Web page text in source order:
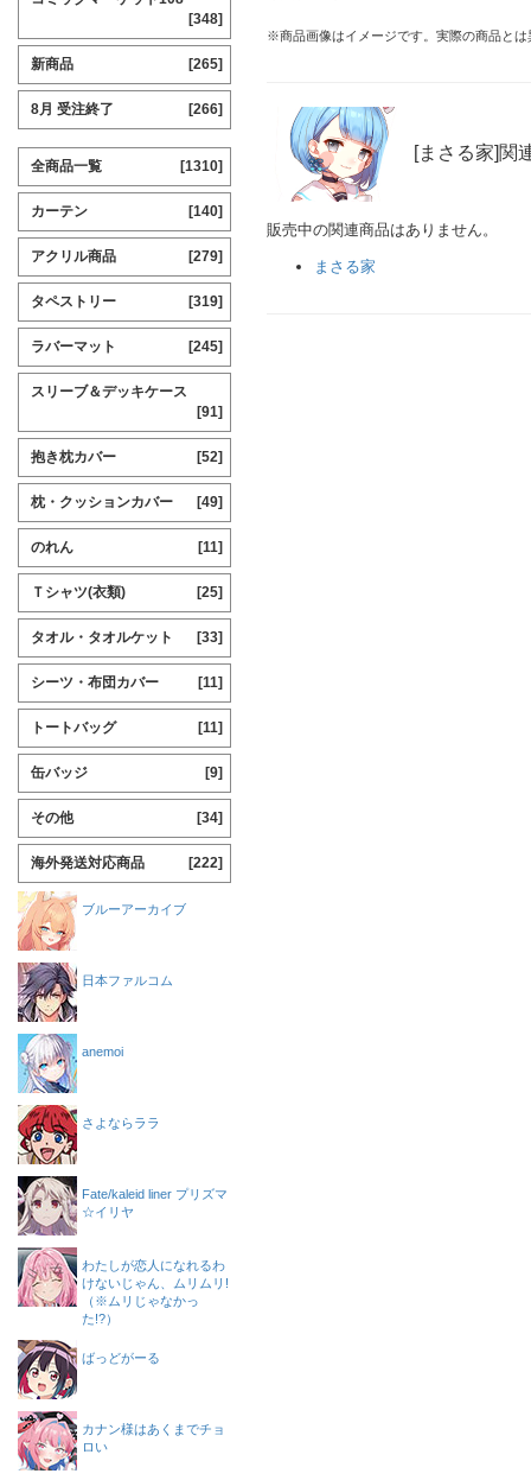
※商品画像はイメージです。実際の商品と
[まさる家]関
販売中の関連商品はありません。
まさる家
[348]
新商品 [265]
8月 受注終了 [266]
全商品一覧 [1310]
カーテン [140]
アクリル商品 [279]
タペストリー [319]
ラバーマット [245]
スリーブ＆デッキケース
[91]
抱き枕カバー [52]
枕・クッションカバー [49]
のれん [11]
Ｔシャツ(衣類) [25]
タオル・タオルケット [33]
シーツ・布団カバー [11]
トートバッグ [11]
缶バッジ [9]
その他 [34]
海外発送対応商品 [222]
ブルーアーカイブ
日本ファルコム
anemoi
さよならララ
Fate/kaleid liner プリズマ
☆イリヤ
わたしが恋人になれるわ
けないじゃん、ムリムリ!
（※ムリじゃなかっ
た!?）
ばっどがーる
カナン様はあくまでチョ
ロい